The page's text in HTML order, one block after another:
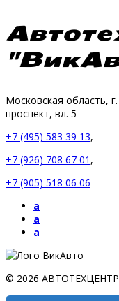
Московская область,
проспект, вл. 5
+7 (495) 583 39 13,
+7 (926) 708 67 01 ,
+7 (905) 518 06 06
a
a
a
© 2026